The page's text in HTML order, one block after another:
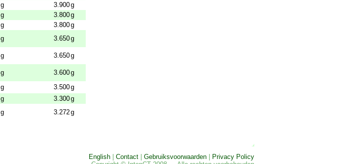
g 3.900g
g 3.800g
g 3.800g
g 3.650g
g 3.650g
g 3.600g
g 3.500g
g 3.300g
g 3.272g
English Contact Gebruiksvoorwaarden
Privacy Policy